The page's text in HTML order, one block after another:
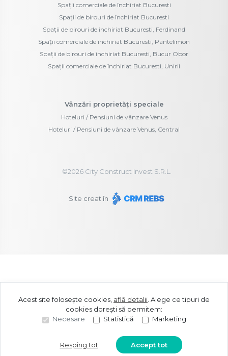
Spații comerciale de închiriat Bucuresti
Spații de birouri de închiriat Bucuresti
Spații de birouri de închiriat Bucuresti, Ferdinand
Spații comerciale de închiriat Bucuresti, Pantelimon
Spații de birouri de închiriat Bucuresti, Bucur Obor
Spații comerciale de închiriat Bucuresti, Unirii
Vânzări proprietăți speciale
Hoteluri / Pensiuni de vânzare Venus
Hoteluri / Pensiuni de vânzare Venus, Central
©2026City Construct Invest S.R.L.
Site creat în
Acest site folosește cookies, află detalii Alege ce tipuri de
cookies dorești să permitem:
Necesare
Statistică Marketing
Resping tot Accept tot